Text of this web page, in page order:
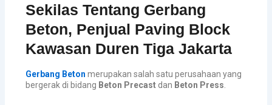
Sekilas Tentang Gerbang
Beton, Penjual Paving Block
Kawasan Duren Tiga Jakarta
Gerbang Beton merupakan salah satu perusahaan yang
bergerak di bidang Beton Precast dan Beton Press.